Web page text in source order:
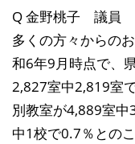
Q 金野桃子 議員
多くの方々からの
和6年9月時点で、
2,827室中2,819室
別教室が4,889室
中1校で0.7％とのこ